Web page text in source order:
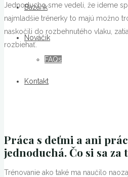
Bazárik
Nováčik
FAQs
Kontakt
Jednoducho sme vedeli, že ideme
najmladšie trénerky to majú možno
naskočili do rozbehnutého vlaku,
rozbiehať.
Práca s deťmi a ani
jednoduchá. Čo si sa za
Trénovanie ako také ma naučilo